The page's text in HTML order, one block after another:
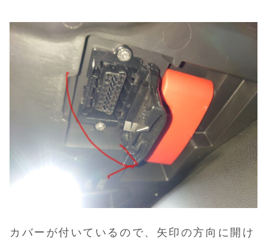
カバーが付いているので、矢印の方向に開け